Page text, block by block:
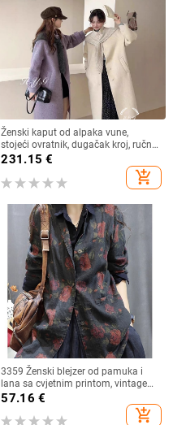
Ženski kaput od alpaka vune,
stojeći ovratnik, dugačak kroj, ručno
šiveno, 50–70% alpaka vune,
231.15 €
add_shopping_cart
3359 Ženski blejzer od pamuka i
lana sa cvjetnim printom, vintage
opuštenog kroja, izražen stil, casual
57.16 €
add_shopping_cart